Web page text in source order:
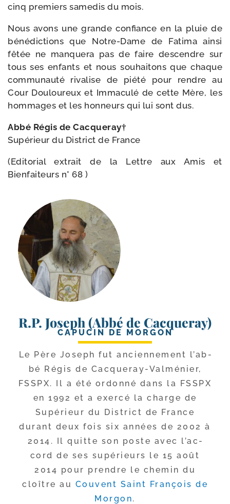
cinq pre­miers same­dis du mois.
Nous avons une grande confiance en la pluie de
béné­dic­tions que Notre-​Dame de Fatima ain­si
fêtée ne man­que­ra pas de faire des­cendre sur
tous ses enfants et nous sou­hai­tons que chaque
com­mu­nau­té riva­lise de pié­té pour rendre au
Cour Douloureux et Immaculé de cette Mère, les
hom­mages et les hon­neurs qui lui sont dus.
Abbé Régis de Cacqueray†
Supérieur du District de France
(Editorial extrait de la Lettre aux Amis et
Bienfaiteurs n° 68 )
R.P. Joseph (Abbé de Cacqueray)
CAPUCIN DE MORGON
Le Père Joseph fut ancien­ne­ment l’ab­
bé Régis de Cacqueray-​Valménier,
FSSPX. Il a été ordon­né dans la FSSPX
en 1992 et a exer­cé la charge de
Supérieur du District de France
durant deux fois six années de 2002 à
2014. Il quitte son poste avec l’ac­
cord de ses supé­rieurs le 15 août
2014 pour prendre le che­min du
cloître au Couvent Saint François de
Morgon.